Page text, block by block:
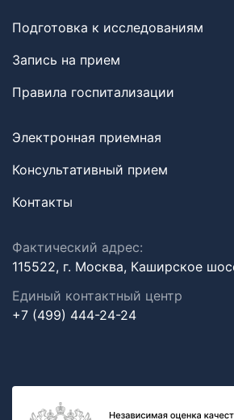
Подготовка к исследованиям
Запись на прием
Правила госпитализации
Электронная приемная
Консультативный прием
Контакты
Фактический адрес:
115522, г. Москва, Каширское
Единый контактный центр
+7 (499) 444-24-24